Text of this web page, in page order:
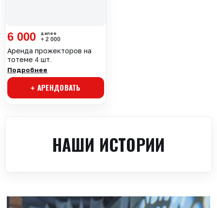
Аренда прожекторов на
тотеме 4 шт.
Подробнее
+ АРЕНДОВАТЬ
6 000 + 2 000
НАШИ ИСТОРИИ